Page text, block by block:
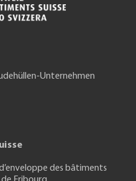
Unternehmen
des bâtiments